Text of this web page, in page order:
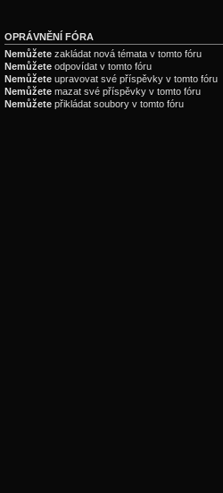
OPRÁVNĚNÍ FÓRA
Nemůžete zakládat nová témata v tomto fóru
Nemůžete odpovídat v tomto fóru
Nemůžete upravovat své příspěvky v tomto fóru
Nemůžete mazat své příspěvky v tomto fóru
Nemůžete přikládat soubory v tomto fóru